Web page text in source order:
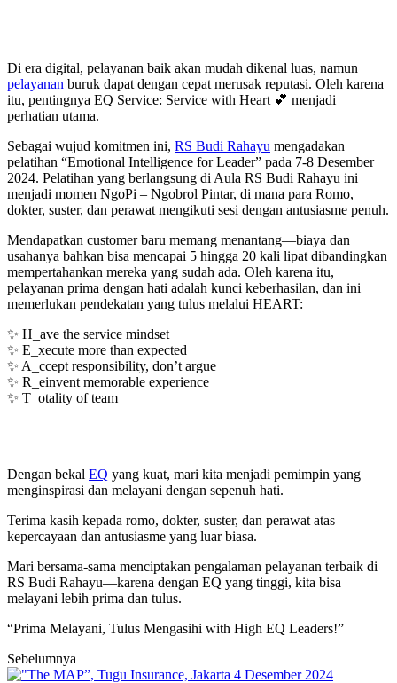
Di era digital, pelayanan baik akan mudah dikenal luas, namun
pelayanan buruk dapat dengan cepat merusak reputasi. Oleh karena
itu, pentingnya EQ Service: Service with Heart 💕 menjadi
perhatian utama.
Sebagai wujud komitmen ini, RS Budi Rahayu mengadakan
pelatihan “Emotional Intelligence for Leader” pada 7-8 Desember
2024. Pelatihan yang berlangsung di Aula RS Budi Rahayu ini
menjadi momen NgoPi – Ngobrol Pintar, di mana para Romo,
dokter, suster, dan perawat mengikuti sesi dengan antusiasme penuh.
Mendapatkan customer baru memang menantang—biaya dan
usahanya bahkan bisa mencapai 5 hingga 20 kali lipat dibandingkan
mempertahankan mereka yang sudah ada. Oleh karena itu,
pelayanan prima dengan hati adalah kunci keberhasilan, dan ini
memerlukan pendekatan yang tulus melalui HEART:
✨ H_ave the service mindset
✨ E_xecute more than expected
✨ A_ccept responsibility, don’t argue
✨ R_einvent memorable experience
✨ T_otality of team
Dengan bekal EQ yang kuat, mari kita menjadi pemimpin yang
menginspirasi dan melayani dengan sepenuh hati.
Terima kasih kepada romo, dokter, suster, dan perawat atas
kepercayaan dan antusiasme yang luar biasa.
Mari bersama-sama menciptakan pengalaman pelayanan terbaik di
RS Budi Rahayu—karena dengan EQ yang tinggi, kita bisa
melayani lebih prima dan tulus.
“Prima Melayani, Tulus Mengasihi with High EQ Leaders!”
Sebelumnya